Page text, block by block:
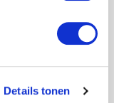
Details tonen